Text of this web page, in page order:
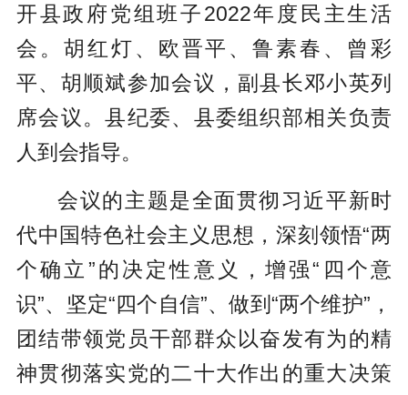
开县政府党组班子2022年度民主生活
会。胡红灯、欧晋平、鲁素春、曾彩
平、胡顺斌参加会议，副县长邓小英列
席会议。县纪委、县委组织部相关负责
人到会指导。
会议的主题是全面贯彻习近平新时
代中国特色社会主义思想，深刻领悟“两
个确立”的决定性意义，增强“四个意
识”、坚定“四个自信”、做到“两个维护”，
团结带领党员干部群众以奋发有为的精
神贯彻落实党的二十大作出的重大决策